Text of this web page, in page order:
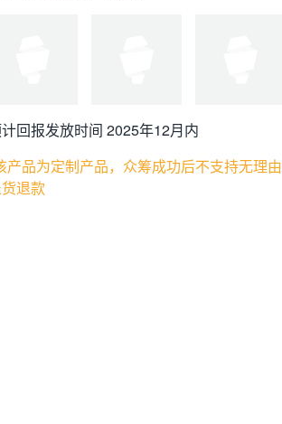
回报发放时间 2025年12月内
产品为定制产品，众筹成功后不支持无理由
退款